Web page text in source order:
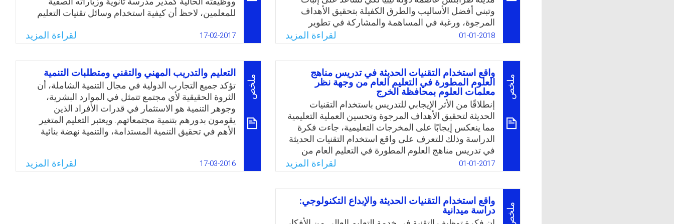
التقنيات التعليمية في المدارس الحكومية من وجهة نظر
المعلم في مدارس لواء القويسمة بمحافظة عمان.
WhatsApp
Facebook
Twitter
Email
وتبني أفضل الأساليب والطرق الكفيلة بتحقيق الأهداف
المرجوة، ورغبة في المساهمة والمشاركة في تطوير
الجامعات حتى يتسنى لها تقديم ما هو أفضل دائمًا سواء
للفرد أو للمجتمع.
WhatsApp
Facebook
Twitter
Email
01-01-2018 لقراءة المزيد
للمعلمين، لاحظ أن كيفية استخدام وسائل تقنيات التعليم
واضحة لدى غالبية معلمي العلوم؛ مما يحرم الكثير من
الطلبة من الخدمات والفوائد التي يجنونها من تلك التقنيات.
وبناءًا عليه جاءت رغبة الباحث في إجراء الدراسة الحالية
والتي سعت إلى معرفة واقع استخدام وسائل تقنيات
التعليم الإلكتروني لدى معلمي العلوم في منطقة بني كنانة
من وجهة نظرهم
WhatsApp
Facebook
Twitter
Email
17-02-2017 لقراءة المزيد
ملخص
واقع استخدام التقنيات الحديثة في تدريس مناهج
العلوم المطورة في التعليم العام من وجهة نظر
معلمات العلوم بمحافظة الخرج
إنطلاقًا من الأثر الإيجابي للتدريس باستخدام التقنيات
الحديثة لتحقيق الأهداف المرجوة وتحسين العملية التعليمية
مما ينعكس إيجابًا على المخرجات التعليمية، جاءت فكرة
الدراسة وذلك للتعرف على واقع استخدام التقنيات الحديثة
في تدريس مناهج العلوم المطورة في التعليم العام من
وجهة نظر معلمات العلوم بمحافظة الخرج في المملكة
العربية السعودية من حيث توافرها وواقع استخدامها،
ومدى ارتباط التقنيات بمناهج العلوم المطورة والصعوبات
التي تواجه معلمات العلوم في استخدام التقنيات في
تدريس مناهج العلوم المطورة، بالإضـافة إلى ندرة
الدراسات التي تتناول استخدام التقنيات الحديثة في تدريس
01-01-2017 لقراءة المزيد
ملخص
التعليم والتدريب المهني والتقني ومتطلبات التنمية
تؤكد جميع التجارب الدولية في مجال التنمية الشاملة، أن
الثروة الحقيقية لأي مجتمع تتمثل في الموارد البشرية،
وجوهر التنمية هو الاستثمار في قدرات الأفراد الذين
يقومون بدورهم بتنمية مجتمعاتهم. ويعتبر التعليم المتغير
الأهم في تحقيق التنمية المستدامة، والتنمية نهضة بنائية
استعداداته وقدراته وميوله واتجاهاته. وقد بدأ الارتباط بين
17-03-2016 لقراءة المزيد
ملخص
واقع استخدام التقنيات الحديثة والإبداع التكنولوجي:
دراسة ميدانية